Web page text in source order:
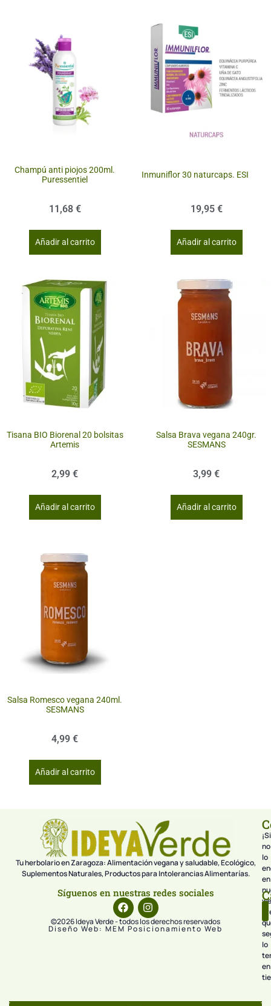
Champú anti piojos 200ml.
Puressentiel
11,68 €
Añadir al carrito
Inmuniflor 30 naturcaps. ESI
19,95 €
Añadir al carrito
Tisana BIO Biorenal 20 bolsitas
Artemis
2,99 €
Añadir al carrito
Salsa Brava vegana 240gr.
SESMANS
3,99 €
Añadir al carrito
Salsa Romesco vegana 240ml.
SESMANS
4,99 €
Añadir al carrito
Tu herbolario en Zaragoza: Alimentación vegana y saludable, Ecológico,
Suplementos Naturales, Productos para Intolerancias Alimentarías.
Síguenos en nuestras redes sociales
©2026 Ideya Verde - todos los derechos reservados
Diseño Web: MEM Posicionamiento Web
¡Si
no
lo
en
lo
en